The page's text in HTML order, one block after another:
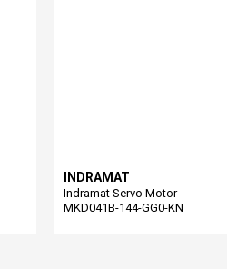
INDRAMAT
Indramat Servo Motor
MKD041B-144-GG0-KN